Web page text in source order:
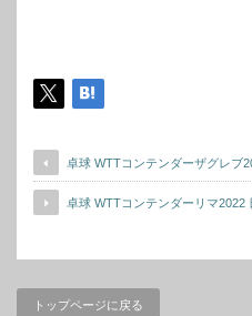
卓球 WTTコンテンダーザグレブ
卓球 WTTコンテンダーリマ2022
トップページに戻る